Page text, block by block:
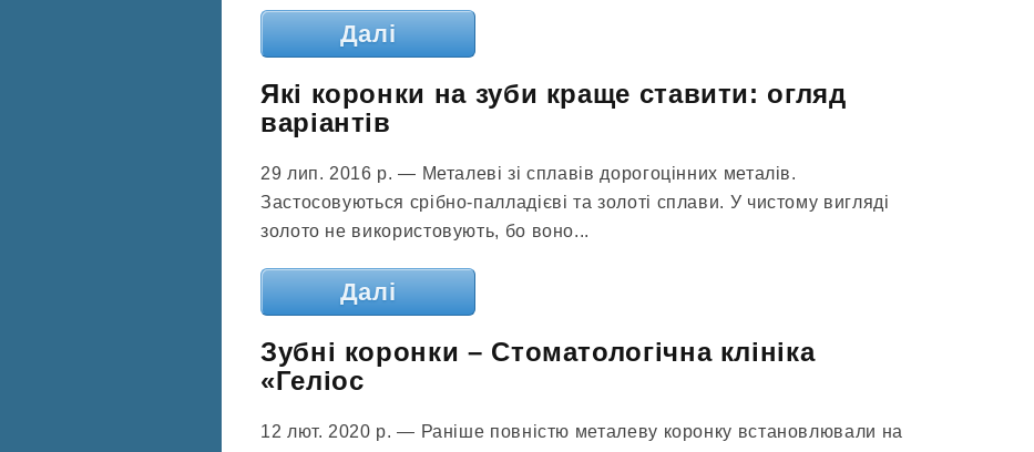
Далі
Які коронки на зуби краще ставити: огляд
варіантів
29 лип. 2016 р. — Металеві зі сплавів дорогоцінних металів.
Застосовуються срібно-палладієві та золоті сплави. У чистому вигляді
золото не використовують, бо воно...
Далі
Зубні коронки – Стоматологічна клініка
«Геліос
12 лют. 2020 р. — Раніше повністю металеву коронку встановлювали на